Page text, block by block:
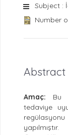
Subject :
Number
Abstract
Amaç: Bu
tedaviye
yapılmıştır.